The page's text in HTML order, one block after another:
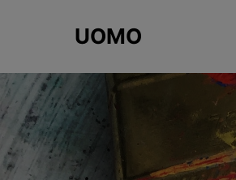
UOMO